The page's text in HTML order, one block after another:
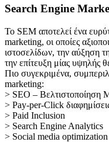
Search Engine
Το SEM αποτελεί ένα
marketing, οι οποίες
ιστοσελίδων, την αύξηση
την επίτευξη μίας υψηλής
Πιο συγεκριμένα,
marketing:
> SEO – Βελτιστοποίηση
> Pay-per-Click
> Paid Inclusion
> Search Engine Analytics
> Social media optimization